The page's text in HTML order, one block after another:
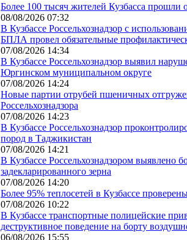
Более 100 тысяч жителей Кузбасса прошли
08/08/2026 07:32
В Кузбассе Россельхознадзор с
БПЛА провел обязательные
07/08/2026 14:34
В Кузбассе Россельхознадзор выявил
Юргинском муниципальном округе
07/08/2026 14:24
Новые партии отрубей пшеничных
Россельхознадзора
07/08/2026 14:23
В Кузбассе Россельхознадзор
пород в Таджикистан
07/08/2026 14:21
В Кузбассе Россельхознадзором выявлено
задекларированного зерна
07/08/2026 14:20
Более 95% теплосетей в Кузбассе
07/08/2026 10:22
В Кузбассе транспортные полицейские
деструктивное поведение на борту
06/08/2026 15:55